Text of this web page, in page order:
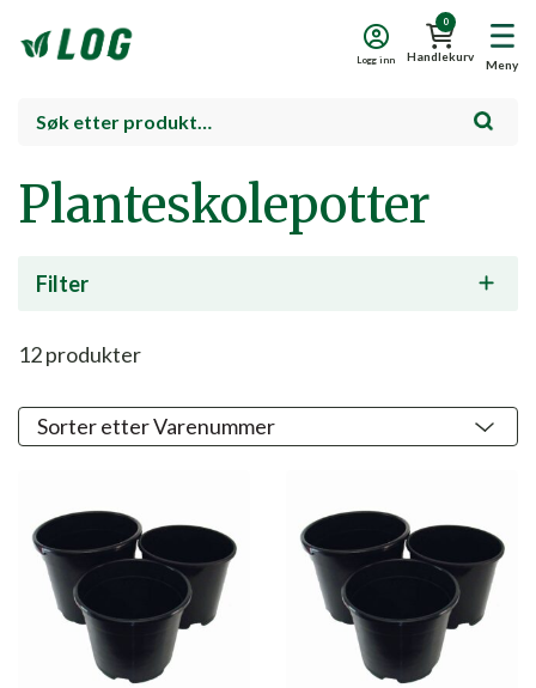
Meny
0
Handlekurv
Logg inn
Planteskolepotter
Filter
12produkter